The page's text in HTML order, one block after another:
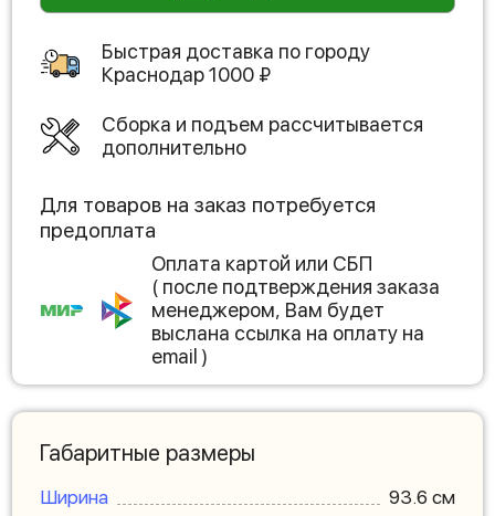
Быстрая доставка по городу
Краснодар1000 ₽
Сборка и подъем рассчитывается
дополнительно
Для товаров на заказ потребуется
предоплата
Оплата картой или СБП
( после подтверждения заказа
менеджером, Вам будет
выслана ссылка на оплату на
email )
Габаритные размеры
Ширина
93.6 см